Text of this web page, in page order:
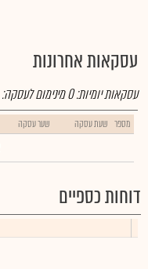
עסקאות אחרונות
עסקאות יומיות:0מינימום לעסקה:
מספר שעת עסקה שער עסקה
דוחות כספיים